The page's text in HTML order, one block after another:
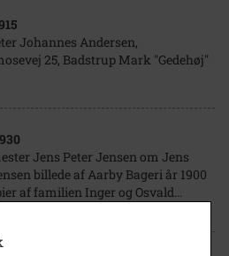
Johannes Andersen,
25, Badstrup Mark "Gedehøj"
Jens Peter Jensen om Jens
billede af Aarby Bageri år 1900
af familien Inger og Osvald...